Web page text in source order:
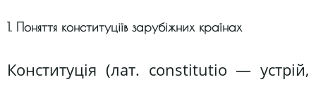
1. Поняття конституціїв зарубіжних країнах
Конституція (лат. constitutio — устрій,